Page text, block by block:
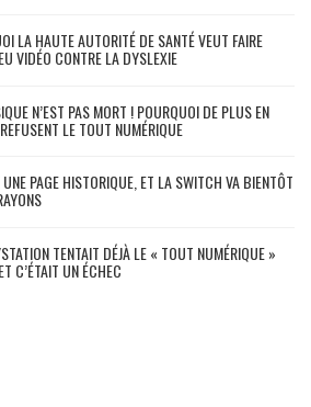
LA HAUTE AUTORITÉ DE SANTÉ VEUT FAIRE
VIDÉO CONTRE LA DYSLEXIE
N’EST PAS MORT ! POURQUOI DE PLUS EN
LE TOUT NUMÉRIQUE
PAGE HISTORIQUE, ET LA SWITCH VA BIENTÔT
TENTAIT DÉJÀ LE « TOUT NUMÉRIQUE »
C’ÉTAIT UN ÉCHEC